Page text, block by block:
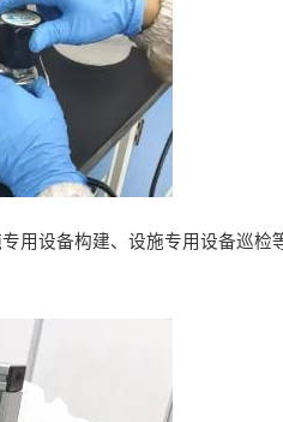
用设备构建、设施专用设备巡检